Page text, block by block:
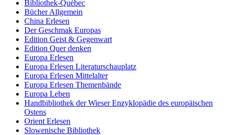
Bibliothek-Québec
Bücher Allgemein
China Erlesen
Der Geschmak Europas
Edition Geist & Gegenwart
Edition Quer denken
Europa Erlesen
Europa Erlesen Literaturschauplatz
Europa Erlesen Mittelalter
Europa Erlesen Themenbände
Europa Leben
Handbibliothek der Wieser Enzyklopädie des europäischen
Ostens
Orient Erlesen
Slowenische Bibliothek